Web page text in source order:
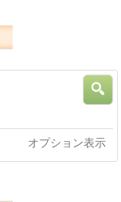
オプション表示